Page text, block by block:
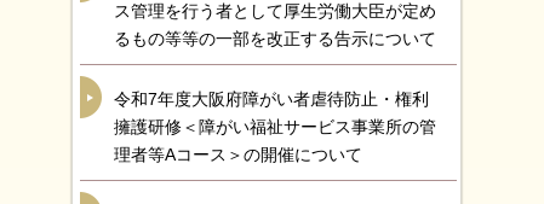
ス管理を行う者として厚生労働大臣が定め
るもの等等の一部を改正する告示について
令和7年度大阪府障がい者虐待防止・権利
擁護研修＜障がい福祉サービス事業所の管
理者等Aコース＞の開催について